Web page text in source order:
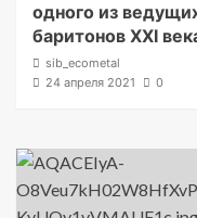
одного из
баритонов XXI
sib_ecometal
24 апреля 2021
0